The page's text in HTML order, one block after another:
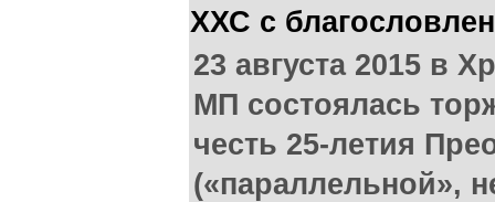
ХХС с
23 августа 2015 в
МП состоялась
честь 25-летия
(«параллельной»,